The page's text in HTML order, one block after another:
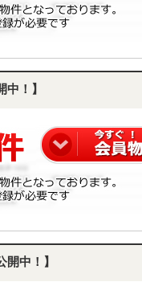
！】
中！】